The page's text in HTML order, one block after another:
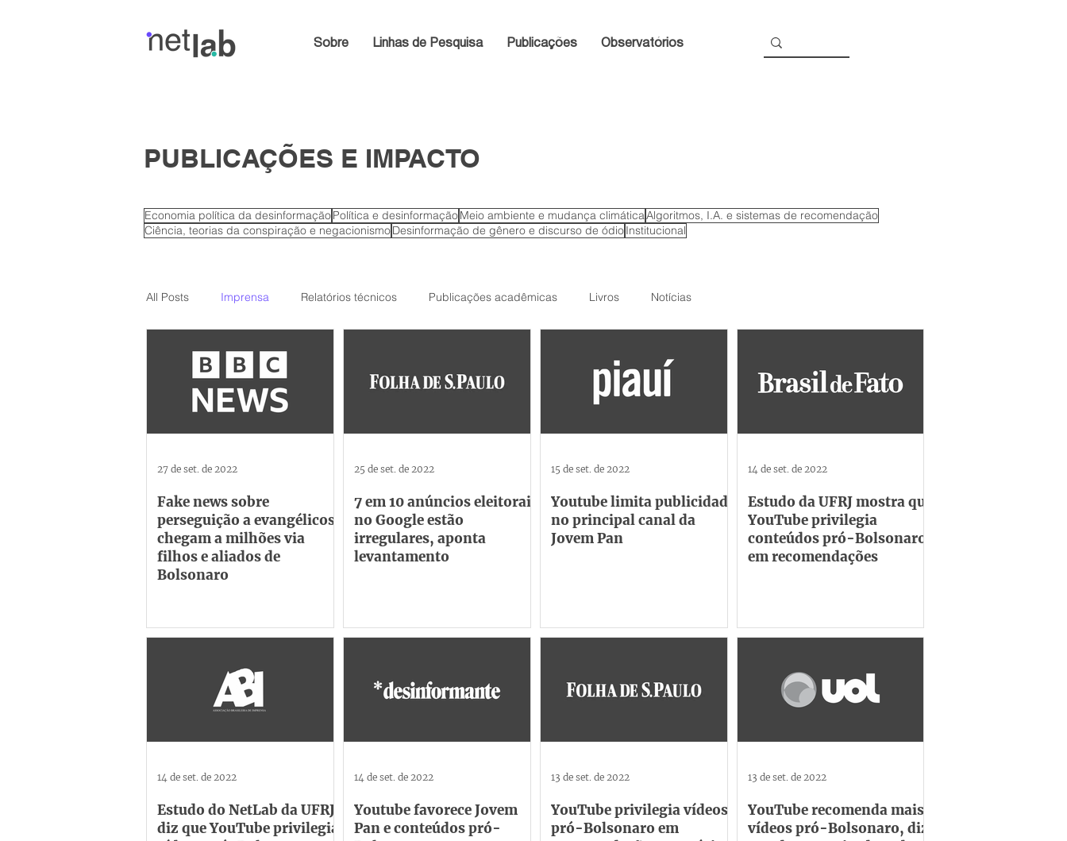
Sobre Linhas de Pesquisa Publicações Observatórios
PUBLICAÇÕES E IMPACTO
Economia política da desinformaçãoPolítica e desinformaçãoMeio ambiente e mudança climáticaAlgoritmos, I.A. e sistemas de recomendação
Ciência, teorias da conspiração e negacionismoDesinformação de gênero e discurso de ódioInstitucional
All Posts Imprensa Relatórios técnicos Publicações acadêmicas Livros Notícias
Fake news sobre
perseguição a evangélicos
chegam a milhões via
filhos e aliados de
Bolsonaro
27 de set. de 2022
7 em 10 anúncios eleitorais
no Google estão
irregulares, aponta
levantamento
25 de set. de 2022
Youtube limita publicidade
no principal canal da
Jovem Pan
15 de set. de 2022
Estudo da UFRJ mostra que
YouTube privilegia
conteúdos pró-Bolsonaro
em recomendações
14 de set. de 2022
Estudo do NetLab da UFRJ
diz que YouTube privilegia
14 de set. de 2022
Youtube favorece Jovem
Pan e conteúdos pró-
14 de set. de 2022
YouTube privilegia vídeos
pró-Bolsonaro em
13 de set. de 2022
YouTube recomenda mais
vídeos pró-Bolsonaro, diz
13 de set. de 2022